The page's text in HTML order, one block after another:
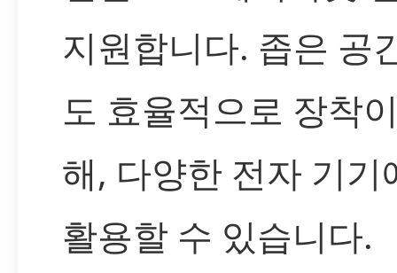
지원합니다. 좁은 공
도 효율적으로 장착
해, 다양한 전자 기기
활용할 수 있습니다.